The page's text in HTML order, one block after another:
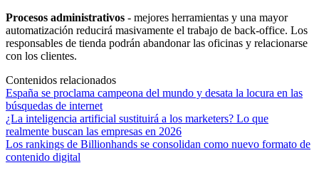
Procesos administrativos - mejores herramientas y una mayor
automatización reducirá masivamente el trabajo de back-office. Los
responsables de tienda podrán abandonar las oficinas y relacionarse
con los clientes.
Contenidos relacionados
España se proclama campeona del mundo y desata la locura en las
búsquedas de internet
¿La inteligencia artificial sustituirá a los marketers? Lo que
realmente buscan las empresas en 2026
Los rankings de Billionhands se consolidan como nuevo formato de
contenido digital